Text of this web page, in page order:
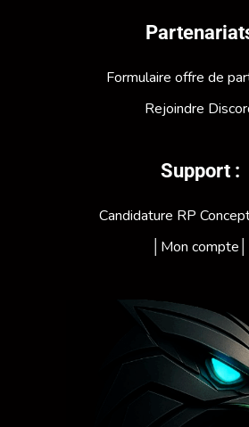
Formulaire offre de
Rejoindre
Support :
Candidature RP
│Mon compte│